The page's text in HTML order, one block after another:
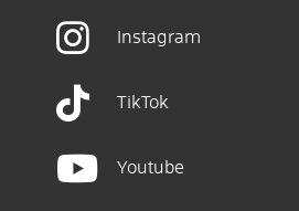
Instagram
TikTok
Youtube